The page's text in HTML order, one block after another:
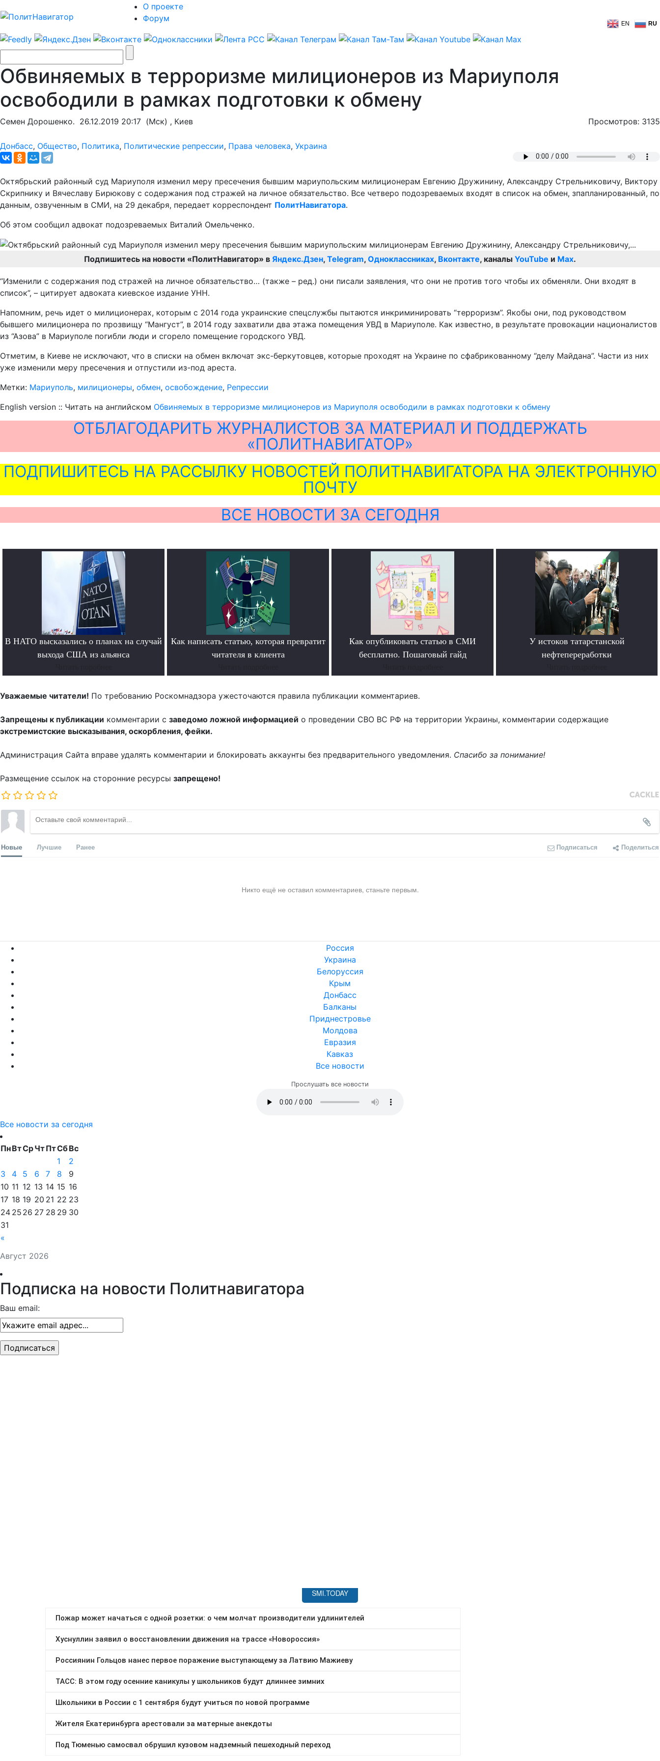
О проекте
Форум
EN RU
Обвиняемых в терроризме милиционеров из Мариуполя
освободили в рамках подготовки к обмену
Семен Дорошенко. 26.12.2019 20:17 (Мск) , Киев Просмотров: 3135
Донбасс, Общество, Политика, Политические репрессии, Права человека, Украина
Октябрьский районный суд Мариуполя изменил меру пресечения бывшим мариупольским милиционерам Евгению Дружинину, Александру Стрельниковичу, Виктору
Скрипнику и Вячеславу Бирюкову с содержания под стражей на личное обязательство. Все четверо подозреваемых входят в список на обмен, зпапланированный, по
данным, озвученным в СМИ, на 29 декабря, передает корреспондент ПолитНавигатора.
Об этом сообщил адвокат подозреваемых Виталий Омельченко.
Подпишитесь на новости «ПолитНавигатор» в Яндекс.Дзен, Telegram, Одноклассниках, Вконтакте, каналы YouTube и Max.
“Изменили с содержания под стражей на личное обязательство… (также – ред.) они писали заявления, что они не против того чтобы их обменяли. Они входят в
список”, – цитирует адвоката киевское издание УНН.
Напомним, речь идет о милиционерах, которым с 2014 года украинские спецслужбы пытаются инкриминировать “терроризм”. Якобы они, под руководством
бывшего милиционера по прозвищу “Мангуст”, в 2014 году захватили два этажа помещения УВД в Мариуполе. Как известно, в результате провокации националистов
из “Азова” в Мариуполе погибли люди и сгорело помещение городского УВД.
Отметим, в Киеве не исключают, что в списки на обмен включат экс-беркутовцев, которые проходят на Украине по сфабрикованному “делу Майдана”. Части из них
уже изменили меру пресечения и отпустили из-под ареста.
Метки: Мариуполь, милиционеры, обмен, освобождение, Репрессии
English version :: Читать на английском Обвиняемых в терроризме милиционеров из Мариуполя освободили в рамках подготовки к обмену
ОТБЛАГОДАРИТЬ ЖУРНАЛИСТОВ ЗА МАТЕРИАЛ И ПОДДЕРЖАТЬ
«ПОЛИТНАВИГАТОР»
ПОДПИШИТЕСЬ НА РАССЫЛКУ НОВОСТЕЙ ПОЛИТНАВИГАТОРА НА ЭЛЕКТРОННУЮ
ПОЧТУ
ВСЕ НОВОСТИ ЗА СЕГОДНЯ
В НАТО высказались о планах на случай
выхода США из альянса
Как написать статью, которая превратит
читателя в клиента
Как опубликовать статью в СМИ
бесплатно. Пошаговый гайд
У истоков татарстанской
нефтепереработки
Уважаемые читатели! По требованию Роскомнадзора ужесточаются правила публикации комментариев.
Запрещены к публикации комментарии с заведомо ложной информацией о проведении СВО ВС РФ на территории Украины, комментарии содержащие
экстремистские высказывания, оскорбления, фейки.
Администрация Сайта вправе удалять комментарии и блокировать аккаунты без предварительного уведомления. Спасибо за понимание!
Размещение ссылок на сторонние ресурсы запрещено!
Новые Лучшие Ранее Подписаться Поделиться
Никто ещё не оставил комментариев, станьте первым.
Россия
Украина
Белоруссия
Крым
Донбасс
Балканы
Приднестровье
Молдова
Евразия
Кавказ
Все новости
Прослушать все новости
Все новости за сегодня
Август 2026
ПнВтСрЧтПтСбВс
«
1
2
3
4 5 6 7 8
9
10 11 12 13 14 15 16
17 18 19 20 21 22 23
24 25 26 27 28 29 30
31
Подписка на новости Политнавигатора
Ваш email: